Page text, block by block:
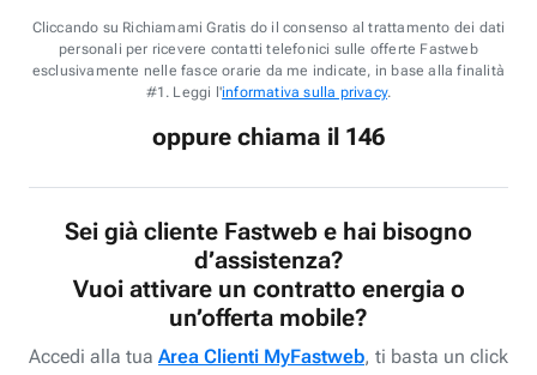
Cliccando su Richiamami Gratis do il consenso al trattamento dei dati
personali per ricevere contatti telefonici sulle offerte Fastweb
esclusivamente nelle fasce orarie da me indicate, in base alla finalità
#1. Leggi l'informativa sulla privacy.
oppure chiama il 146
Sei già cliente Fastweb e hai bisogno
d’assistenza?
Vuoi attivare un contratto energia o
un’offerta mobile?
Accedi alla tua Area Clienti MyFastweb, ti basta un click